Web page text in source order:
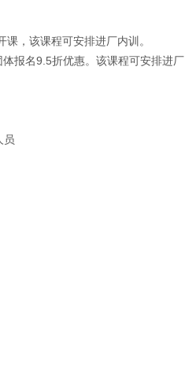
，该课程可安排进厂内训。
报名9.5折优惠。该课程可安排进厂
员